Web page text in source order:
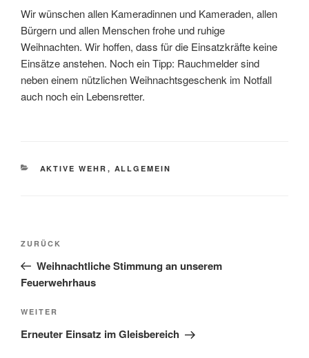
Wir wünschen allen Kameradinnen und Kameraden, allen
Bürgern und allen Menschen frohe und ruhige
Weihnachten. Wir hoffen, dass für die Einsatzkräfte keine
Einsätze anstehen. Noch ein Tipp: Rauchmelder sind
neben einem nützlichen Weihnachtsgeschenk im Notfall
auch noch ein Lebensretter.
KATEGORIEN
AKTIVE WEHR , ALLGEMEIN
Beitragsnavigation
Vorheriger
Beitrag
ZURÜCK
Weihnachtliche Stimmung an unserem
Feuerwehrhaus
Nächster
Beitrag
WEITER
Erneuter Einsatz im Gleisbereich